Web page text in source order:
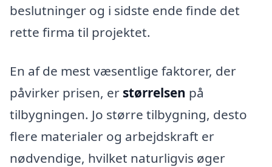
beslutninger og i sidste ende finde det
rette firma til projektet.
En af de mest væsentlige faktorer, der
påvirker prisen, er størrelsen på
tilbygningen. Jo større tilbygning, desto
flere materialer og arbejdskraft er
nødvendige, hvilket naturligvis øger